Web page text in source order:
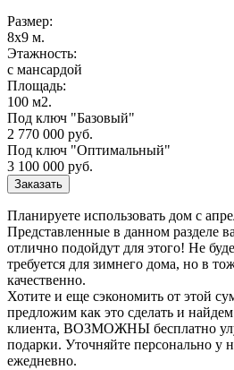
Размер:
8х9 м.
Этажность:
с мансардой
Площадь:
100 м2.
Под ключ "Базовый"
2 770 000 руб.
Под ключ "Оптимальный"
3 100 000 руб.
Заказать
Планируете использовать дом с
Представленные в данном разделе
отлично подойдут для этого! Не
требуется для зимнего дома, но в
качественно.
Хотите и еще сэкономить от этой
предложим как это сделать и
клиента, ВОЗМОЖНЫ бесплатно
подарки. Уточняйте персонально у
ежедневно.